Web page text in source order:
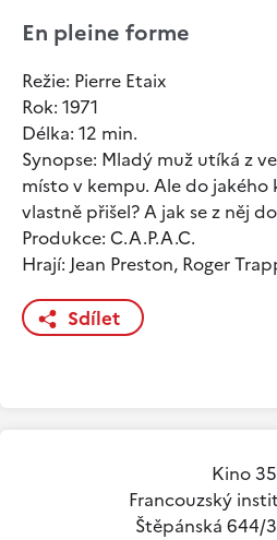
En pleine forme
Režie: Pierre Etaix
Rok: 1971
Délka: 12 min.
Synopse: Mladý muž utíká z
místo v kempu. Ale do
vlastně přišel? A jak se z něj
Produkce: C.A.P.A.C.
Hrají: Jean Preston, Roger
Sdílet
Kino 35
Francouzský
Štěpánská 644/